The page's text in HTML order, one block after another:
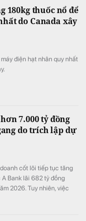
kiến tạo một hành trình
phúc độc bản, khó quên
180kg thuốc nổ để
do Canada xây
điện hạt nhân quy nhất
7.000 tỷ đồng
do trích lập dự
cốt lõi tiếp tục tăng
Bank lãi 682 tỷ đồng
2026. Tuy nhiên, việc